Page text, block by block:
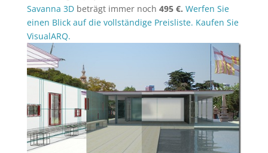
Savanna 3Dbeträgt immer noch 495 €. Werfen Sie
einen Blick auf die vollständige Preisliste. Kaufen Sie
VisualARQ.